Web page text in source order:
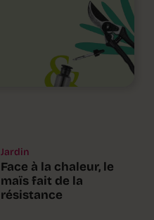
Jardin
Face à la chaleur, le
maïs fait de la
résistance